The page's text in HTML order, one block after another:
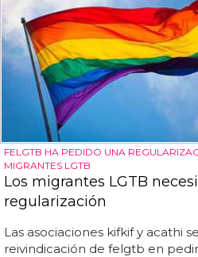
FELGTB HA PEDIDO UNA
MIGRANTES LGTB
Los migrantes LGTB
regularización
Las asociaciones kifkif y acathi
reivindicación de felgtb en